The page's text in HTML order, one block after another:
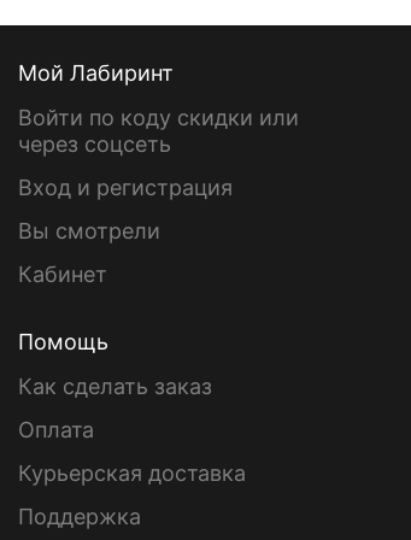
Мой Лабиринт
Войти по коду скидки или
через соцсеть
Вход и регистрация
Вы смотрели
Кабинет
Помощь
Как сделать заказ
Оплата
Курьерская доставка
Поддержка